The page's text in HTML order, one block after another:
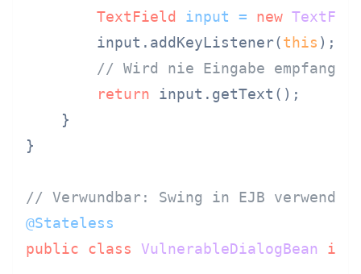
TextField
input = new
        input.addKeyListener(
this );
// Wird nie Eingabe empfangen
return input.getText();
    }
}
// Verwundbar: Swing in EJB verwenden
@Stateless
public
class VulnerableDialogBean